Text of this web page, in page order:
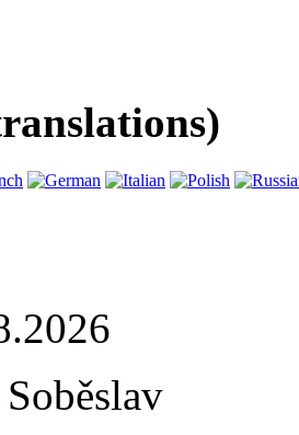
Soběslav